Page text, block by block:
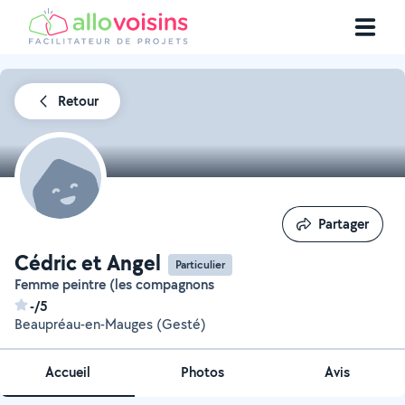
Retour
Cédric et Angel Particulier
Femme peintre (les compagnons
-/5
Beaupréau-en-Mauges (Gesté)
Partager
Partager
Accueil Photos Avis